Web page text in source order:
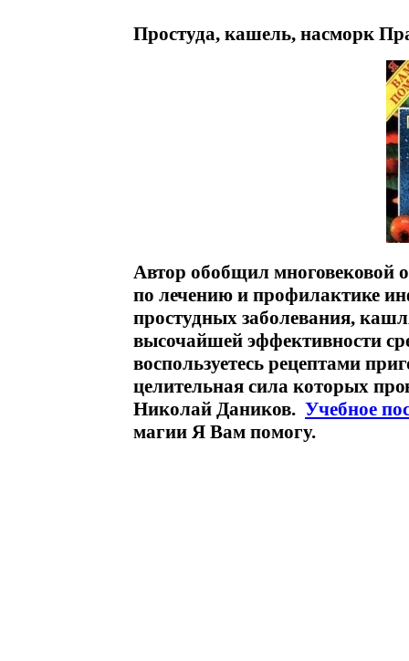
Простуда, кашель, насморк
Автор обобщил многовековой
по лечению и профилактике
простудных заболевания,
высочайшей эффективности
воспользуетесь рецептами
целительная сила которых
Николай Даников. Учебное
магии Я Вам помогу.